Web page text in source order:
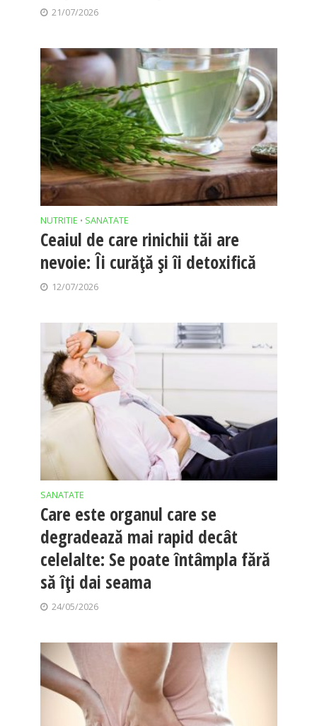
21/07/2026
NUTRITIE • SANATATE
Ceaiul de care rinichii tăi are
nevoie: Îi curăță și îi detoxifică
12/07/2026
SANATATE
Care este organul care se
degradează mai rapid decât
celelalte: Se poate întâmpla fără
să îți dai seama
24/05/2026